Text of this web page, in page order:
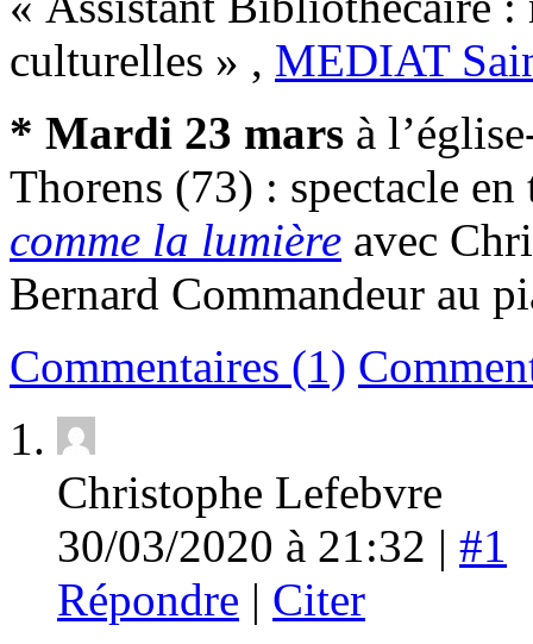
culturelles » , MEDIAT
* Mardi 23 mars à
Thorens (73) : spectacle
comme la lumière avec
Bernard Commandeur au
Commentaires (1)
Christophe Lefebvre
30/03/2020 à 21:32 | #1
Répondre | Citer